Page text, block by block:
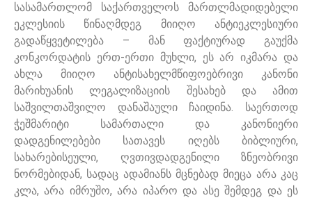
სასამართლომ საქართველოს მართლმადიდებელი
ეკლესიის წინაღმდეგ მიიღო ანტიეკლესიური
გადაწყვეტილება – მან ფაქტიურად გაუქმა
კონკორდატის ერთ-ერთი მუხლი, ეს არ იკმარა და
ახლა მიიღო ანტისახელმწიფოებრივი კანონი
მარიხუანის ლეგალიზაციის შესახებ და ამით
საშვილთაშვილო დანაშაული ჩაიდინა. საერთოდ
ჭეშმარიტი სამართალი და კანონიერი
დადგენილებები სათავეს იღებს ბიბლიური,
სახარებისეული, ღვთივდადგენილი ზნეობრივი
ნორმებიდან, სადაც ადამიანს მცნებად მიეცა არა კაც
კლა, არა იმრუშო, არა იპარო და ასე შემდეგ და ეს